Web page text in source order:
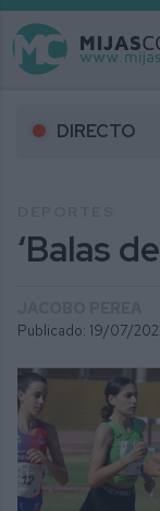
DIRECTO
‘Balas
Publicado: 19/07/